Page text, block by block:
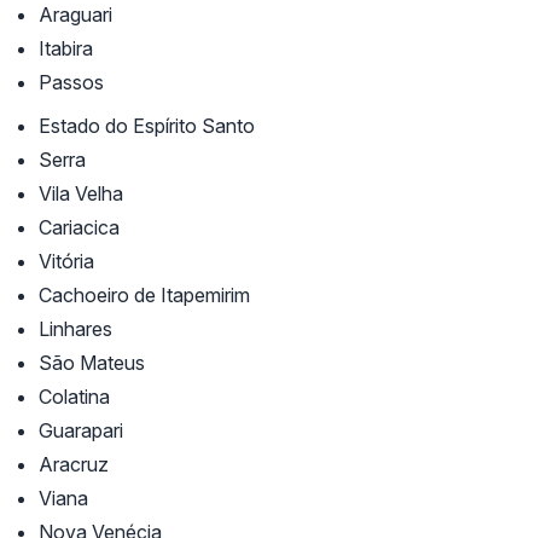
Araguari
Itabira
Passos
Estado do Espírito Santo
Serra
Vila Velha
Cariacica
Vitória
Cachoeiro de Itapemirim
Linhares
São Mateus
Colatina
Guarapari
Aracruz
Viana
Nova Venécia